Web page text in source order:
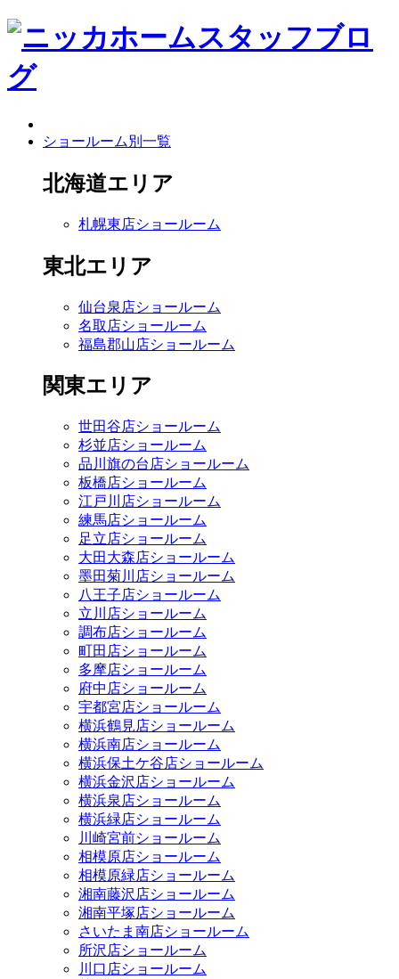
ショールーム別一覧
北海道エリア
札幌東店ショールーム
東北エリア
仙台泉店ショールーム
名取店ショールーム
福島郡山店ショールーム
関東エリア
世田谷店ショールーム
杉並店ショールーム
品川旗の台店ショールーム
板橋店ショールーム
江戸川店ショールーム
練馬店ショールーム
足立店ショールーム
大田大森店ショールーム
墨田菊川店ショールーム
八王子店ショールーム
立川店ショールーム
調布店ショールーム
町田店ショールーム
多摩店ショールーム
府中店ショールーム
宇都宮店ショールーム
横浜鶴見店ショールーム
横浜南店ショールーム
横浜保土ケ谷店ショールーム
横浜金沢店ショールーム
横浜泉店ショールーム
横浜緑店ショールーム
川崎宮前ショールーム
相模原店ショールーム
相模原緑店ショールーム
湘南藤沢店ショールーム
湘南平塚店ショールーム
さいたま南店ショールーム
所沢店ショールーム
川口店ショールーム